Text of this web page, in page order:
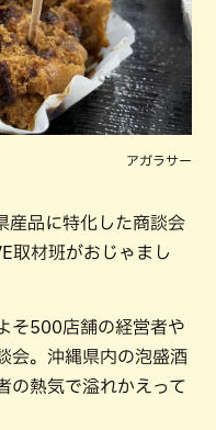
アガラサー
産品に特化した商談会
取材班がおじゃまし
そ500店舗の経営者や
会。沖縄県内の泡盛酒
の熱気で溢れかえって